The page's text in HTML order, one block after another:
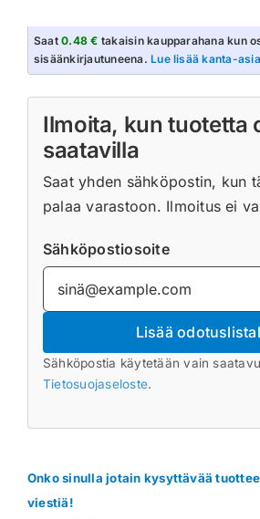
Saat0.48 € takaisin kaupparahana kun
sisäänkirjautuneena.Lue lisää kanta-
Ilmoita, kun tuotetta
saatavilla
Saat yhden sähköpostin, kun
palaa varastoon. Ilmoitus ei
Sähköpostiosoite
Lisää
Sähköpostia käytetään vain
Tietosuojaseloste.
Onko sinulla jotain kysyttävää
viestiä!